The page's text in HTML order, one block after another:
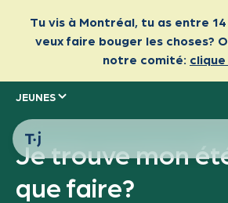
JEUNES
Je trouve mon
que faire?